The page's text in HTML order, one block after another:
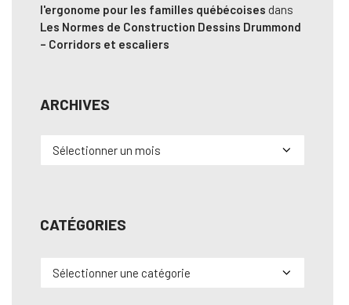
l'ergonome pour les familles québécoises dans
Les Normes de Construction Dessins Drummond
– Corridors et escaliers
ARCHIVES
Archives
CATÉGORIES
Catégories